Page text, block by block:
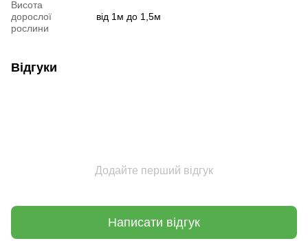
Висота
дорослої
рослини
від 1м до 1,5м
Відгуки
Додайте перший відгук
Написати відгук